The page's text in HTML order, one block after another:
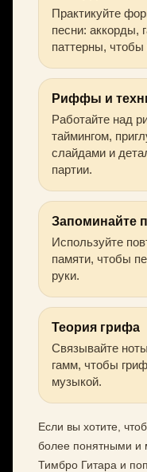
Практикуйте
песни: аккорды,
паттерны, чтобы
Риффы и
Работайте над
таймингом,
слайдами и
партии.
Запоминайте
Используйте
памяти, чтобы
руки.
Теория грифа
Связывайте
гамм, чтобы
музыкой.
Если вы хотите,
более понятными и
Тимбро Гитара и